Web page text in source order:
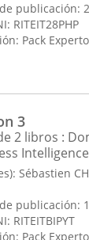
publicación:
RITEIT28PHP
Pack Experto
3
2 libros :
Intelligence
Sébastien
publicación:
RITEITBIPYT
Pack Experto